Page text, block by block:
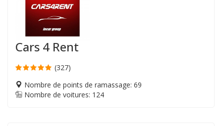
Cars 4 Rent
(327)
Nombre de points de ramassage: 69
Nombre de voitures: 124